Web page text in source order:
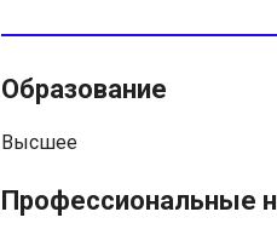
Образование
Высшее
Профессиональные